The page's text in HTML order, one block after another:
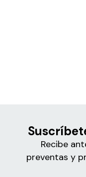
Recibe
preventas y